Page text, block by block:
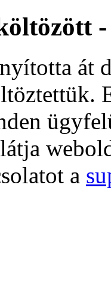
-
át
a